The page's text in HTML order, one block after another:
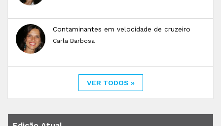
Contaminantes em velocidade de cruzeiro
Carla Barbosa
VER TODOS »